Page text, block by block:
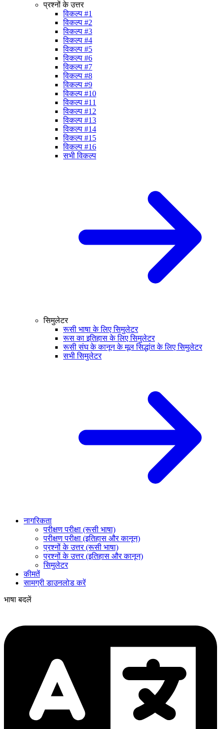
प्रश्नों के उत्तर
विकल्प #1
विकल्प #2
विकल्प #3
विकल्प #4
विकल्प #5
विकल्प #6
विकल्प #7
विकल्प #8
विकल्प #9
विकल्प #10
विकल्प #11
विकल्प #12
विकल्प #13
विकल्प #14
विकल्प #15
विकल्प #16
सभी विकल्प
सिमुलेटर
रूसी भाषा के लिए सिमुलेटर
रूस का इतिहास के लिए सिमुलेटर
रूसी संघ के कानून के मूल सिद्धांत के लिए सिमुलेटर
सभी सिमुलेटर
नागरिकता
परीक्षण परीक्षा (रूसी भाषा)
परीक्षण परीक्षा (इतिहास और कानून)
प्रश्नों के उत्तर (रूसी भाषा)
प्रश्नों के उत्तर (इतिहास और कानून)
सिमुलेटर
कीमतें
सामग्री डाउनलोड करें
भाषा बदलें